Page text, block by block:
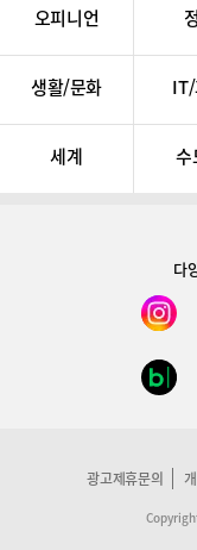
오피니언
생활/문화
세계 수
다
광고제휴문의